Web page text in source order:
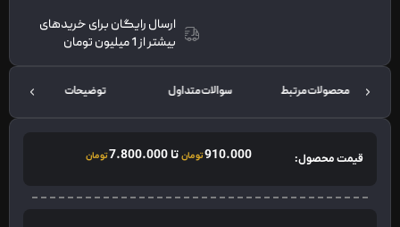
ارسال رایگان برای خریدهای
بیشتر از 1 میلیون تومان
محصولات مرتبط سوالات متداول توضیحات
قیمت محصول: 910.000تومانتا7.800.000تومان